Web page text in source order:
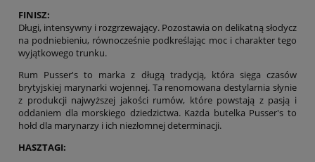
FINISZ:
Długi, intensywny i rozgrzewający. Pozostawia on delikatną słodycz
na podniebieniu, równocześnie podkreślając moc i charakter tego
wyjątkowego trunku.
Rum Pusser's to marka z długą tradycją, która sięga czasów
brytyjskiej marynarki wojennej. Ta renomowana destylarnia słynie
z produkcji najwyższej jakości rumów, które powstają z pasją i
oddaniem dla morskiego dziedzictwa. Każda butelka Pusser's to
hołd dla marynarzy i ich niezłomnej determinacji.
HASZTAGI: